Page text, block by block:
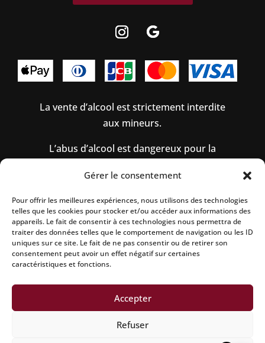
Gérer le consentement
Pour offrir les meilleures expériences, nous utilisons des technologies
telles que les cookies pour stocker et/ou accéder aux informations des
appareils. Le fait de consentir à ces technologies nous permettra de
traiter des données telles que le comportement de navigation ou les ID
uniques sur ce site. Le fait de ne pas consentir ou de retirer son
consentement peut avoir un effet négatif sur certaines
caractéristiques et fonctions.
Accepter
Refuser
La vente d’alcool est strictement interdite
aux mineurs.
L’abus d’alcool est dangereux pour la
Mentions légales |Politique de confidentialité|
Conditions générales de vente|Politique de
remboursement|Politique d’expedition|Site
réalisé par Aline CONSALVO
experience gastronomique reims